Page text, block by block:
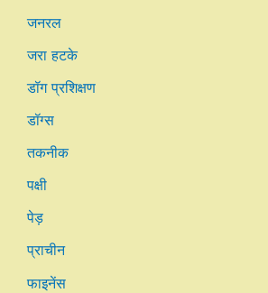
जनरल
जरा हटके
डॉग प्रशिक्षण
डॉग्स
तकनीक
पक्षी
पेड़
प्राचीन
फाइनेंस